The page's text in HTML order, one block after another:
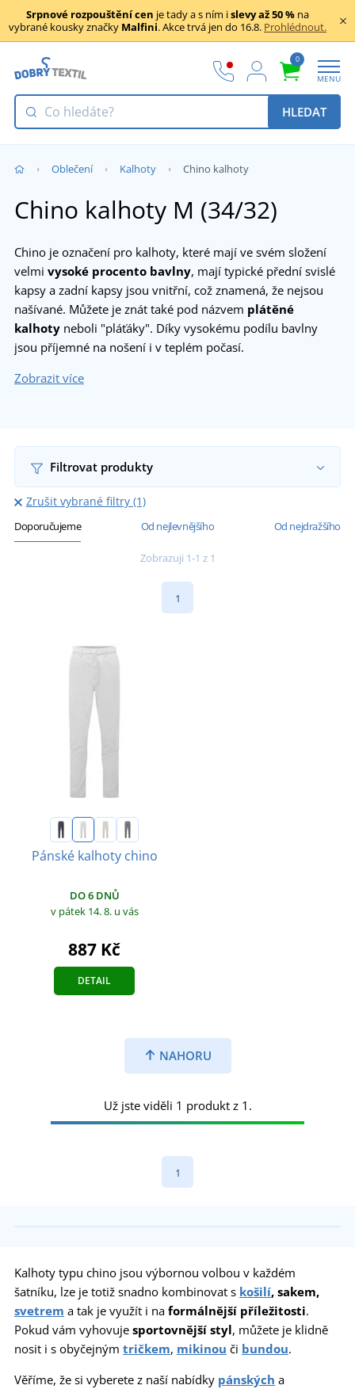
Srpnové rozpouštění cen je tady a s ním islevy až 50 % na
vybrané kousky značky Malfini. Akce trvá jen do 16.8. Prohlédnout.
0
MENU
HLEDAT
Oblečení Kalhoty Chino kalhoty
Chino kalhoty M (34/32)
Chino je označení pro kalhoty, které mají ve svém složení
velmi vysoké procento bavlny, mají typické přední svislé
kapsy a zadní kapsy jsou vnitřní, což znamená, že nejsou
našívané. Můžete je znát také pod názvem plátěné
kalhoty neboli "pláťáky". Díky vysokému podílu bavlny
jsou příjemné na nošení i v teplém počasí.
Zobrazit více
Filtrovat produkty
Zrušit vybrané filtry (1)
Doporučujeme Od nejlevnějšího Od nejdražšího
Zobrazuji 1-1 z 1
1
Pánské kalhoty chino
DO 6 DNŮ
v pátek 14. 8. u vás
887 Kč
DETAIL
NAHORU
Už jste viděli 1 produkt z 1.
1
Kalhoty typu chino jsou výbornou volbou v každém
šatníku, lze je totiž snadno kombinovat s košilí, sakem,
svetrem a tak je využít i na formálnější příležitosti.
Pokud vám vyhovuje sportovnější styl, můžete je klidně
nosit i s obyčejným tričkem, mikinou či bundou.
Věříme, že si vyberete z naší nabídky pánských a